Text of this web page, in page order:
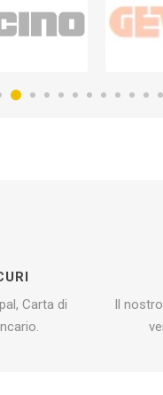
Carta di
Il